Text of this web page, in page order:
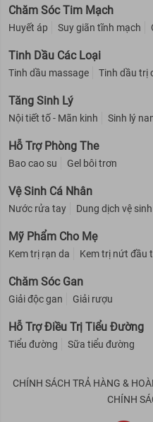
Chăm Sóc Tim Mạch
Huyết áp Suy giãn tĩnh mạch
Tinh Dầu Các Loại
Tinh dầu massage Tinh dầu trị
Tăng Sinh Lý
Nội tiết tố - Mãn kinh Sinh lý
Hỗ Trợ Phòng The
Bao cao su Gel bôi trơn
Vệ Sinh Cá Nhân
Nước rửa tay Dung dịch vệ sinh
Mỹ Phẩm Cho Mẹ
Kem trị rạn da Kem trị nứt đầu
Chăm Sóc Gan
Giải độc gan Giải rượu
Hỗ Trợ Điều Trị Tiểu Đường
Tiểu đường Sữa tiểu đường
CHÍNH SÁCH TRẢ HÀNG &
CHÍNH